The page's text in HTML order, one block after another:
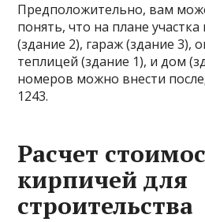
Предположительно, вам
понять, что на плане участка
(здание 2), гараж (здание 3),
теплицей (здание 1), и дом
номеров можно внести
1243.
Расчет
кирпичей для
строительства